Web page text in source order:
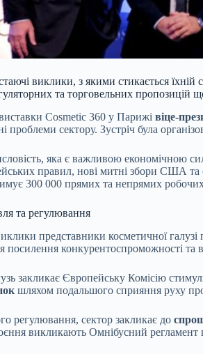
виклики, з якими стикається
та торговельних пропозицій
Cosmetic 360 у Парижі віце-
проблеми сектору. Зустріч була
яка є важливою економічною
правил, нові митні збори США та
300 000 прямих та непрямих
та регулювання
представники косметичної
посилення конкурентоспроможності та
закликає Європейську Комісію
шляхом подальшого сприяння руху
регулювання, сектор закликає до
викликають Омнібусний регламент